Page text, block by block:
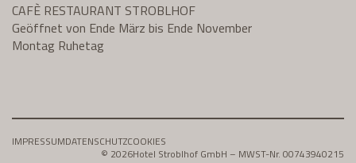
CAFÈ RESTAURANT STROBLHOF
Geöffnet von Ende März bis Ende November
Montag Ruhetag
IMPRESSUMDATENSCHUTZCOOKIES
© 2026Hotel Stroblhof GmbH – MWST-Nr. 00743940215